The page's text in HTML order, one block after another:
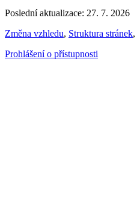
Poslední aktualizace: 27. 7. 2026
Změna vzhledu, Struktura stránek,
Prohlášení o přístupnosti